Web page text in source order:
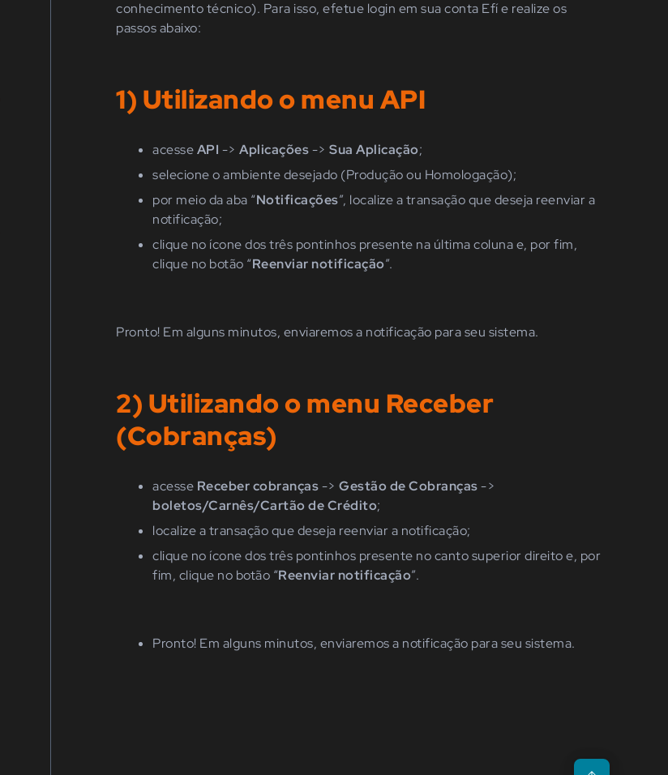
conhecimento técnico). Para isso, efetue login em sua conta Efí e realize os
passos abaixo:
1) Utilizando o menu API
acesseAPI -> Aplicações-> Sua Aplicação;
selecione o ambiente desejado (Produçãoou Homologação);
por meio da aba “Notificações”, localize a transação que deseja reenviar a
notificação;
clique no ícone dos três pontinhos presente na última coluna e, por fim,
clique no botão “Reenviar notificação”.
Pronto! Em alguns minutos, enviaremos a notificação para seu sistema.
2) Utilizando o menu Receber
(Cobranças)
acesse Receber cobranças-> Gestão de Cobranças->
boletos/Carnês/Cartão de Crédito;
localize a transação que deseja reenviar a notificação;
clique no ícone dos três pontinhos presente no canto superior direitoe, por
fim, clique no botão “Reenviar notificação”.
Pronto! Em alguns minutos, enviaremos a notificação para seu sistema.